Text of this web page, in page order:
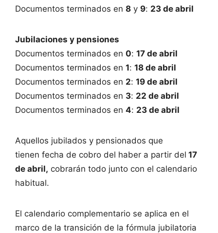
Documentos terminados en 8 y 9: 23 de abril
Jubilaciones y pensiones
Documentos terminados en 0: 17 de abril
Documentos terminados en 1: 18 de abril
Documentos terminados en 2: 19 de abril
Documentos terminados en 3: 22 de abril
Documentos terminados en 4: 23 de abril
Aquellos jubilados y pensionados que
tienen fecha de cobro del haber a partir del 17
de abril, cobrarán todo junto con el calendario
habitual.
El calendario complementario se aplica en el
marco de la transición de la fórmula jubilatoria